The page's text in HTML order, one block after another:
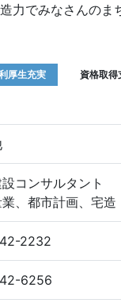
力でみなさんのま
厚生充実 資格取得
コンサルタント
業、都市計画、宅
2232
6256